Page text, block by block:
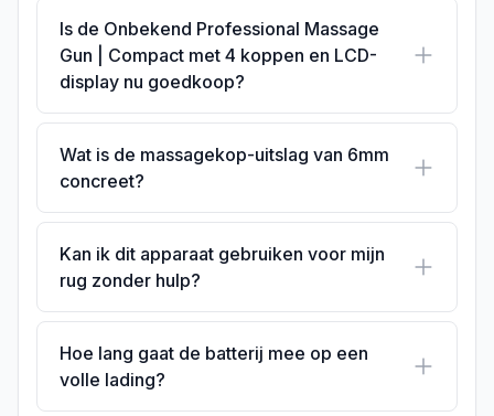
Is de Onbekend Professional Massage
Gun | Compact met 4 koppen en LCD-
display nu goedkoop?
Wat is de massagekop-uitslag van 6mm
concreet?
Kan ik dit apparaat gebruiken voor mijn
rug zonder hulp?
Hoe lang gaat de batterij mee op een
volle lading?